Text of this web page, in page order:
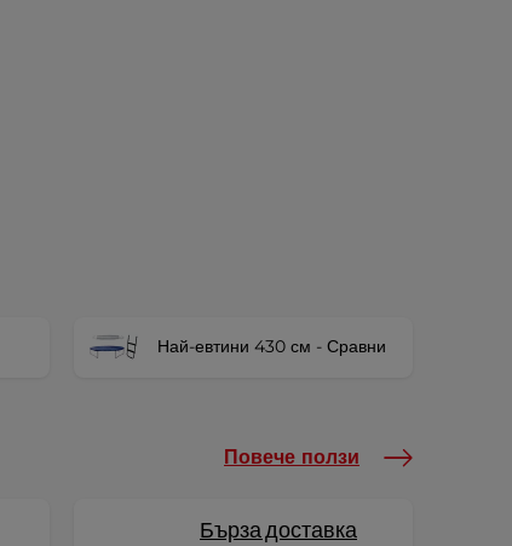
Най-евтини 430 см - Сравни
Повече ползи
Бърза доставка